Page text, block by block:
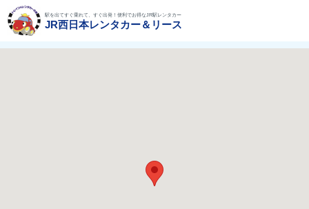
駅を出てすぐ乗れて、すぐ出発！便利でお得なJR駅レンタカー
JR西日本レンタカー＆リース